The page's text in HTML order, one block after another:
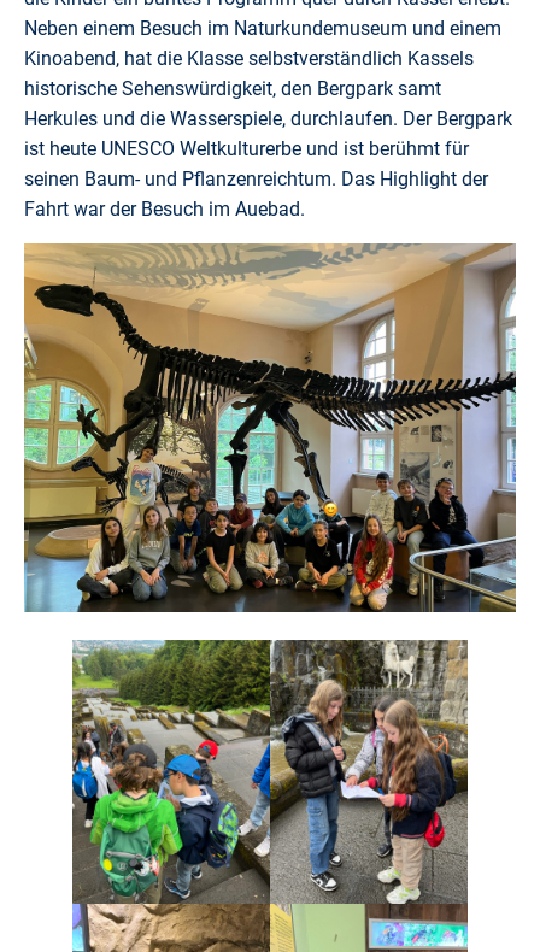
Neben einem Besuch im Naturkundemuseum und einem
Kinoabend, hat die Klasse selbstverständlich Kassels
historische Sehenswürdigkeit, den Bergpark samt
Herkules und die Wasserspiele, durchlaufen. Der Bergpark
ist heute UNESCO Weltkulturerbe und ist berühmt für
seinen Baum- und Pflanzenreichtum. Das Highlight der
Fahrt war der Besuch im Auebad.